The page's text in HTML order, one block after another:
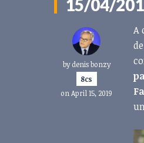
15/04/
bydenis bonzy
8cs
on April 15, 2019
A